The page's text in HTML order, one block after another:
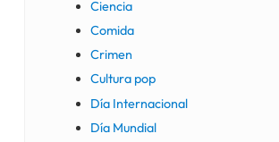
Ciencia
Comida
Crimen
Cultura pop
Día Internacional
Día Mundial